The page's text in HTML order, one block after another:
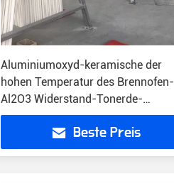
Aluminiumoxyd-keramische der
hohen Temperatur des Brennofen-
Al2O3 Widerstand-Tonerde-
keramische Rolle
Beste Preis